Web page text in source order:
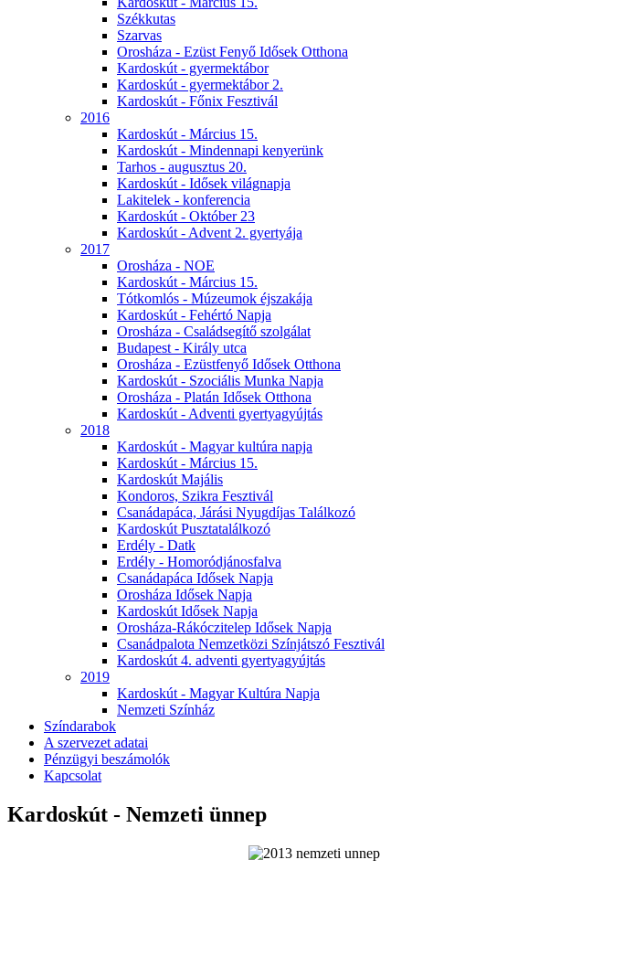
Székkutas
Szarvas
Orosháza - Ezüst Fenyő Idősek Otthona
Kardoskút - gyermektábor
Kardoskút - gyermektábor 2.
Kardoskút - Főnix Fesztivál
2016
Kardoskút - Március 15.
Kardoskút - Mindennapi kenyerünk
Tarhos - augusztus 20.
Kardoskút - Idősek világnapja
Lakitelek - konferencia
Kardoskút - Október 23
Kardoskút - Advent 2. gyertyája
2017
Orosháza - NOE
Kardoskút - Március 15.
Tótkomlós - Múzeumok éjszakája
Kardoskút - Fehértó Napja
Orosháza - Családsegítő szolgálat
Budapest - Király utca
Orosháza - Ezüstfenyő Idősek Otthona
Kardoskút - Szociális Munka Napja
Orosháza - Platán Idősek Otthona
Kardoskút - Adventi gyertyagyújtás
2018
Kardoskút - Magyar kultúra napja
Kardoskút - Március 15.
Kardoskút Majális
Kondoros, Szikra Fesztivál
Csanádapáca, Járási Nyugdíjas Találkozó
Kardoskút Pusztatalálkozó
Erdély - Datk
Erdély - Homoródjánosfalva
Csanádapáca Idősek Napja
Orosháza Idősek Napja
Kardoskút Idősek Napja
Orosháza-Rákóczitelep Idősek Napja
Csanádpalota Nemzetközi Színjátszó Fesztivál
Kardoskút 4. adventi gyertyagyújtás
2019
Kardoskút - Magyar Kultúra Napja
Nemzeti Színház
Színdarabok
A szervezet adatai
Pénzügyi beszámolók
Kapcsolat
Kardoskút - Nemzeti ünnep